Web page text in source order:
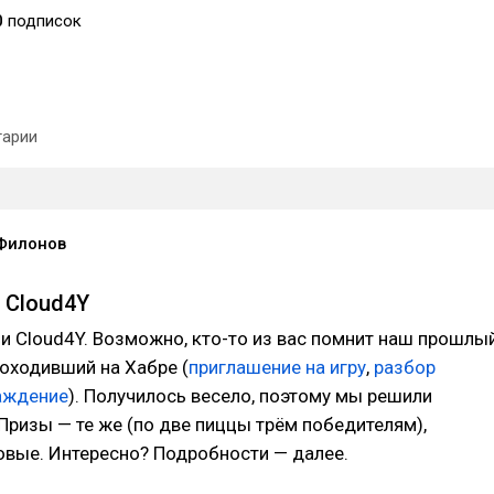
подписок
Cloud4Y. Возможно, кто-то из вас помнит наш
на Хабре (приглашение на игру, разбор
). Получилось весело, поэтому мы решили
— те же (по две пиццы трём победителям),
Интересно? Подробности — далее.